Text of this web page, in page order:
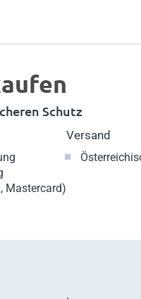
Schutz
Mastercard)
Versand